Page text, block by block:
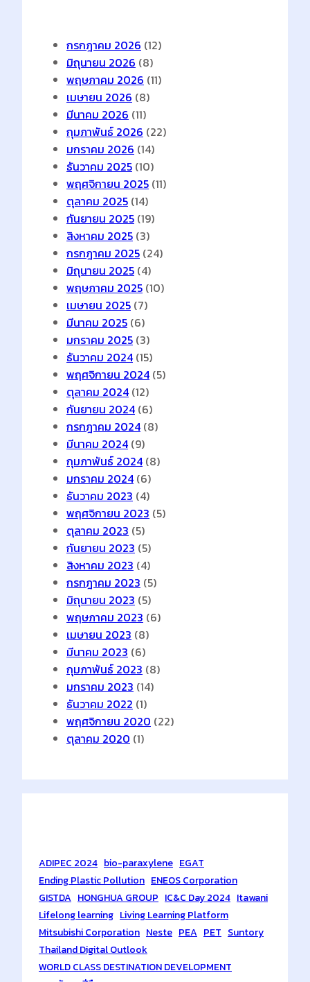
กรกฎาคม 2026 (12)
มิถุนายน 2026 (8)
พฤษภาคม 2026 (11)
เมษายน 2026 (8)
มีนาคม 2026 (11)
กุมภาพันธ์ 2026 (22)
มกราคม 2026 (14)
ธันวาคม 2025 (10)
พฤศจิกายน 2025 (11)
ตุลาคม 2025 (14)
กันยายน 2025 (19)
สิงหาคม 2025 (3)
กรกฎาคม 2025 (24)
มิถุนายน 2025 (4)
พฤษภาคม 2025 (10)
เมษายน 2025 (7)
มีนาคม 2025 (6)
มกราคม 2025 (3)
ธันวาคม 2024 (15)
พฤศจิกายน 2024 (5)
ตุลาคม 2024 (12)
กันยายน 2024 (6)
กรกฎาคม 2024 (8)
มีนาคม 2024 (9)
กุมภาพันธ์ 2024 (8)
มกราคม 2024 (6)
ธันวาคม 2023 (4)
พฤศจิกายน 2023 (5)
ตุลาคม 2023 (5)
กันยายน 2023 (5)
สิงหาคม 2023 (4)
กรกฎาคม 2023 (5)
มิถุนายน 2023 (5)
พฤษภาคม 2023 (6)
เมษายน 2023 (8)
มีนาคม 2023 (6)
กุมภาพันธ์ 2023 (8)
มกราคม 2023 (14)
ธันวาคม 2022 (1)
พฤศจิกายน 2020 (22)
ตุลาคม 2020 (1)
ADIPEC 2024 bio-paraxylene EGAT
Ending Plastic Pollution ENEOS Corporation
GISTDA HONGHUA GROUP IC&C Day 2024 Itawani
Lifelong learning Living Learning Platform
Mitsubishi Corporation Neste PEA PET Suntory
Thailand Digital Outlook
WORLD CLASS DESTINATION DEVELOPMENT